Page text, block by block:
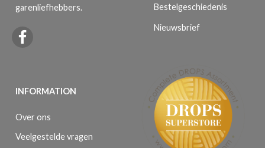
garenliefhebbers.
INFORMATION
Over ons
Veelgestelde vragen
Bestelgeschiedenis
Nieuwsbrief